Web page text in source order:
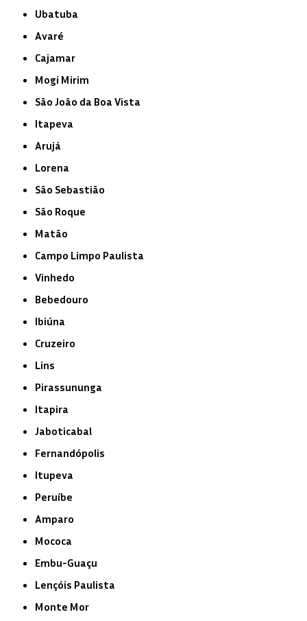
Ubatuba
Avaré
Cajamar
Mogi Mirim
São João da Boa Vista
Itapeva
Arujá
Lorena
São Sebastião
São Roque
Matão
Campo Limpo Paulista
Vinhedo
Bebedouro
Ibiúna
Cruzeiro
Lins
Pirassununga
Itapira
Jaboticabal
Fernandópolis
Itupeva
Peruíbe
Amparo
Mococa
Embu-Guaçu
Lençóis Paulista
Monte Mor